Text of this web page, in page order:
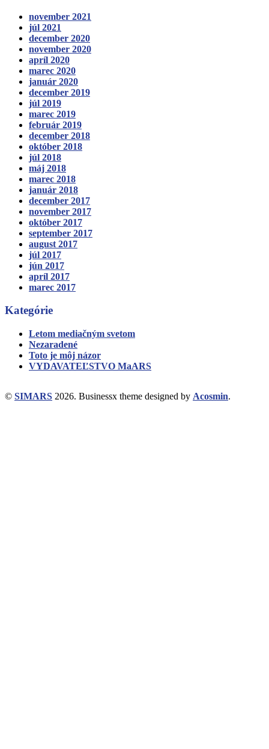
november 2021
júl 2021
december 2020
november 2020
apríl 2020
marec 2020
január 2020
december 2019
júl 2019
marec 2019
február 2019
december 2018
október 2018
júl 2018
máj 2018
marec 2018
január 2018
december 2017
november 2017
október 2017
september 2017
august 2017
júl 2017
jún 2017
apríl 2017
marec 2017
Kategórie
Letom mediačným svetom
Nezaradené
Toto je môj názor
VYDAVATEĽSTVO MaARS
© SIMARS 2026. Businessx theme designed by Acosmin.